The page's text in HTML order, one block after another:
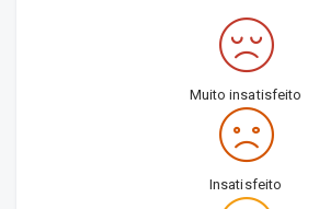
Muito insatisfeito
Insatisfeito